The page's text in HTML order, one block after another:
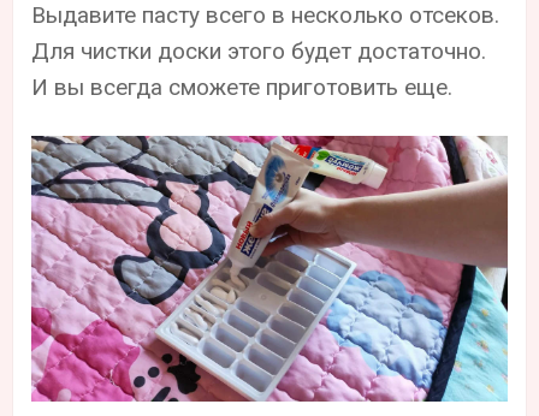
Выдавите пасту всего в несколько отсеков.
Для чистки доски этого будет достаточно.
И вы всегда сможете приготовить еще.